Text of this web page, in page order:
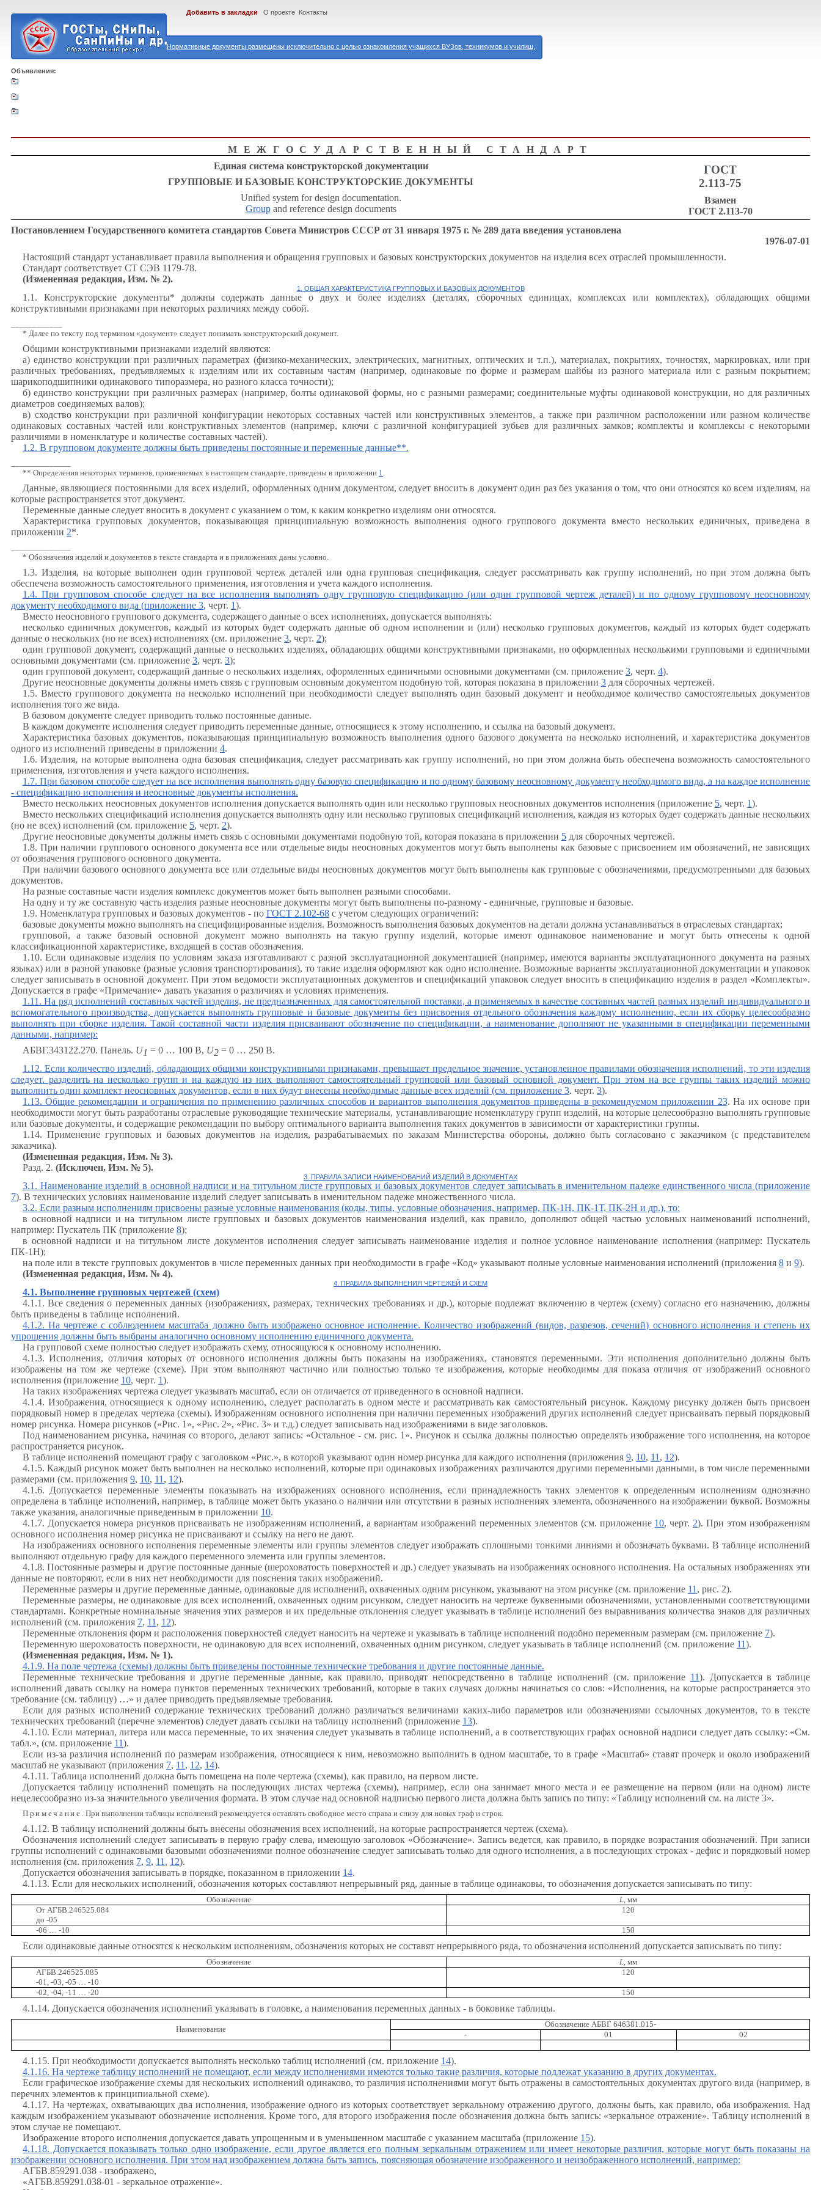
Нормативные документы размещены исключительно с целью ознакомления учащихся ВУЗов, техникумов и училищ.
Добавить в закладки О проекте Контакты
Объявления:
МЕЖГОСУДАРСТВЕННЫЙ СТАНДАРТ
Единая система конструкторской документации
ГРУППОВЫЕ И БАЗОВЫЕ КОНСТРУКТОРСКИЕ ДОКУМЕНТЫ
Unified system for design documentation.
Groupand reference design documents
ГОСТ
2.113-75
Взамен
ГОСТ 2.113-70
Постановлением Государственного комитета стандартов Совета Министров СССР от 31 января 1975 г. № 289 дата введения установлена
1976-07-01
Настоящий стандарт устанавливает правила выполнения и обращения групповых и базовых конструкторских документов на изделия всех отраслей промышленности.
Стандарт соответствует СТ СЭВ 1179-78.
(Измененная редакция, Изм. № 2).
1. ОБЩАЯ ХАРАКТЕРИСТИКА ГРУППОВЫХ И БАЗОВЫХ ДОКУМЕНТОВ
1.1. Конструкторские документы* должны содержать данные о двух и более изделиях (деталях, сборочных единицах, комплексах или комплектах), обладающих общими
конструктивными признаками при некоторых различиях между собой.
* Далее по тексту под термином «документ» следует понимать конструкторский документ.
Общими конструктивными признаками изделий являются:
а) единство конструкции при различных параметрах (физико-механических, электрических, магнитных, оптических и т.п.), материалах, покрытиях, точностях, маркировках, или при
различных требованиях, предъявляемых к изделиям или их составным частям (например, одинаковые по форме и размерам шайбы из разного материала или с разным покрытием;
шарикоподшипники одинакового типоразмера, но разного класса точности);
б) единство конструкции при различных размерах (например, болты одинаковой формы, но с разными размерами; соединительные муфты одинаковой конструкции, но для различных
диаметров соединяемых валов);
в) сходство конструкции при различной конфигурации некоторых составных частей или конструктивных элементов, а также при различном расположении или разном количестве
одинаковых составных частей или конструктивных элементов (например, ключи с различной конфигурацией зубьев для различных замков; комплекты и комплексы с некоторыми
различиями в номенклатуре и количестве составных частей).
1.2. В групповом документе должны быть приведены постоянные и переменные данные**.
** Определения некоторых терминов, применяемых в настоящем стандарте, приведены в приложении 1.
Данные, являющиеся постоянными для всех изделий, оформленных одним документом, следует вносить в документ один раз без указания о том, что они относятся ко всем изделиям, на
которые распространяется этот документ.
Переменные данные следует вносить в документ с указанием о том, к каким конкретно изделиям они относятся.
Характеристика групповых документов, показывающая принципиальную возможность выполнения одного группового документа вместо нескольких единичных, приведена в
приложении 2*.
* Обозначения изделий и документов в тексте стандарта и в приложениях даны условно.
1.3. Изделия, на которые выполнен один групповой чертеж деталей или одна групповая спецификация, следует рассматривать как группу исполнений, но при этом должна быть
обеспечена возможность самостоятельного применения, изготовления и учета каждого исполнения.
1.4. При групповом способе следует на все исполнения выполнять одну групповую спецификацию (или один групповой чертеж деталей) и по одному групповому неосновному
документу необходимого вида (приложение 3, черт. 1).
Вместо неосновного группового документа, содержащего данные о всех исполнениях, допускается выполнять:
несколько единичных документов, каждый из которых будет содержать данные об одном исполнении и (или) несколько групповых документов, каждый из которых будет содержать
данные о нескольких (но не всех) исполнениях (см. приложение 3, черт. 2);
один групповой документ, содержащий данные о нескольких изделиях, обладающих общими конструктивными признаками, но оформленных несколькими групповыми и единичными
основными документами (см. приложение 3, черт. 3);
один групповой документ, содержащий данные о нескольких изделиях, оформленных единичными основными документами (см. приложение 3, черт. 4).
Другие неосновные документы должны иметь связь с групповым основным документом подобную той, которая показана в приложении 3для сборочных чертежей.
1.5. Вместо группового документа на несколько исполнений при необходимости следует выполнять один базовый документ и необходимое количество самостоятельных документов
исполнения того же вида.
В базовом документе следует приводить только постоянные данные.
В каждом документе исполнения следует приводить переменные данные, относящиеся к этому исполнению, и ссылка на базовый документ.
Характеристика базовых документов, показывающая принципиальную возможность выполнения одного базового документа на несколько исполнений, и характеристика документов
одного из исполнений приведены в приложении 4.
1.6. Изделия, на которые выполнена одна базовая спецификация, следует рассматривать как группу исполнений, но при этом должна быть обеспечена возможность самостоятельного
применения, изготовления и учета каждого исполнения.
1.7. При базовом способе следует на все исполнения выполнять одну базовую спецификацию и по одному базовому неосновному документу необходимого вида, а на каждое исполнение
- спецификацию исполнения и неосновные документы исполнения.
Вместо нескольких неосновных документов исполнения допускается выполнять один или несколько групповых неосновных документов исполнения (приложение 5, черт. 1).
Вместо нескольких спецификаций исполнения допускается выполнять одну или несколько групповых спецификаций исполнения, каждая из которых будет содержать данные нескольких
(но не всех) исполнений (см. приложение 5, черт. 2).
Другие неосновные документы должны иметь связь с основными документами подобную той, которая показана в приложении 5для сборочных чертежей.
1.8. При наличии группового основного документа все или отдельные виды неосновных документов могут быть выполнены как базовые с присвоением им обозначений, не зависящих
от обозначения группового основного документа.
При наличии базового основного документа все или отдельные виды неосновных документов могут быть выполнены как групповые с обозначениями, предусмотренными для базовых
документов.
На разные составные части изделия комплекс документов может быть выполнен разными способами.
На одну и ту же составную часть изделия разные неосновные документы могут быть выполнены по-разному - единичные, групповые и базовые.
1.9. Номенклатура групповых и базовых документов - по ГОСТ 2.102-68с учетом следующих ограничений:
базовые документы можно выполнять на специфицированные изделия. Возможность выполнения базовых документов на детали должна устанавливаться в отраслевых стандартах;
групповой, а также базовый основной документ можно выполнять на такую группу изделий, которые имеют одинаковое наименование и могут быть отнесены к одной
классификационной характеристике, входящей в состав обозначения.
1.10. Если одинаковые изделия по условиям заказа изготавливают с разной эксплуатационной документацией (например, имеются варианты эксплуатационного документа на разных
языках) или в разной упаковке (разные условия транспортирования), то такие изделия оформляют как одно исполнение. Возможные варианты эксплуатационной документации и упаковок
следует записывать в основной документ. При этом ведомости эксплуатационных документов и спецификаций упаковок следует вносить в спецификацию изделия в раздел «Комплекты».
Допускается в графе «Примечание» давать указания о различиях и условиях применения.
1.11. На ряд исполнений составных частей изделия, не предназначенных для самостоятельной поставки, а применяемых в качестве составных частей разных изделий индивидуального и
вспомогательного производства, допускается выполнять групповые и базовые документы без присвоения отдельного обозначения каждому исполнению, если их сборку целесообразно
выполнять при сборке изделия. Такой составной части изделия присваивают обозначение по спецификации, а наименование дополняют не указанными в спецификации переменными
данными, например:
АБВГ.343122.270. Панель. U1 = 0 … 100 В, U2= 0 … 250 В.
1.12. Если количество изделий, обладающих общими конструктивными признаками, превышает предельное значение, установленное правилами обозначения исполнений, то эти изделия
следует. разделить на несколько групп и на каждую из них выполняют самостоятельный групповой или базовый основной документ. При этом на все группы таких изделий можно
выполнить один комплект неосновных документов, если в них будут внесены необходимые данные всех изделий (см. приложение 3. черт. 3).
1.13. Общие рекомендации и ограничения по применению различных способов и вариантов выполнения документов приведены в рекомендуемом приложении 23. На их основе при
необходимости могут быть разработаны отраслевые руководящие технические материалы, устанавливающие номенклатуру групп изделий, на которые целесообразно выполнять групповые
или базовые документы, и содержащие рекомендации по выбору оптимального варианта выполнения таких документов в зависимости от характеристики группы.
1.14. Применение групповых и базовых документов на изделия, разрабатываемых по заказам Министерства обороны, должно быть согласовано с заказчиком (с представителем
заказчика).
(Измененная редакция, Изм. № 3).
Разд. 2. (Исключен, Изм. № 5).
3. ПРАВИЛА ЗАПИСИ НАИМЕНОВАНИЙ ИЗДЕЛИЙ В ДОКУМЕНТАХ
3.1. Наименование изделий в основной надписи и на титульном листе групповых и базовых документов следует записывать в именительном падеже единственного числа (приложение
7). В технических условиях наименование изделий следует записывать в именительном падеже множественного числа.
3.2. Если разным исполнениям присвоены разные условные наименования (коды, типы, условные обозначения, например, ПК-1Н, ПК-1Т, ПК-2Н и др.), то:
в основной надписи и на титульном листе групповых и базовых документов наименования изделий, как правило, дополняют общей частью условных наименований исполнений,
например: Пускатель ПК (приложение 8);
в основной надписи и на титульном листе документов исполнения следует записывать наименование изделия и полное условное наименование исполнения (например: Пускатель
ПК-1Н);
на поле или в тексте групповых документов в числе переменных данных при необходимости в графе «Код» указывают полные условные наименования исполнений (приложения 8и 9).
(Измененная редакция, Изм. № 4).
4. ПРАВИЛА ВЫПОЛНЕНИЯ ЧЕРТЕЖЕЙ И СХЕМ
4.1. Выполнение групповых чертежей (схем)
4.1.1. Все сведения о переменных данных (изображениях, размерах, технических требованиях и др.), которые подлежат включению в чертеж (схему) согласно его назначению, должны
быть приведены в таблице исполнений.
4.1.2. На чертеже с соблюдением масштаба должно быть изображено основное исполнение. Количество изображений (видов, разрезов, сечений) основного исполнения и степень их
упрощения должны быть выбраны аналогично основному исполнению единичного документа.
На групповой схеме полностью следует изображать схему, относящуюся к основному исполнению.
4.1.3. Исполнения, отличия которых от основного исполнения должны быть показаны на изображениях, становятся переменными. Эти исполнения дополнительно должны быть
изображены на том же чертеже (схеме). При этом выполняют частично или полностью только те изображения, которые необходимы для показа отличия от изображений основного
исполнения (приложение 10, черт. 1).
На таких изображениях чертежа следует указывать масштаб, если он отличается от приведенного в основной надписи.
4.1.4. Изображения, относящиеся к одному исполнению, следует располагать в одном месте и рассматривать как самостоятельный рисунок. Каждому рисунку должен быть присвоен
порядковый номер в пределах чертежа (схемы). Изображениям основного исполнения при наличии переменных изображений других исполнений следует присваивать первый порядковый
номер рисунка. Номера рисунков («Рис. 1», «Рис. 2», «Рис. 3» и т.д.) следует записывать над изображениями в виде заголовков.
Под наименованием рисунка, начиная со второго, делают запись: «Остальное - см. рис. 1». Рисунок и ссылка должны полностью определять изображение того исполнения, на которое
распространяется рисунок.
В таблице исполнений помещают графу с заголовком «Рис.», в которой указывают один номер рисунка для каждого исполнения (приложения 9, 10, 11 , 12).
4.1.5. Каждый рисунок может быть выполнен на несколько исполнений, которые при одинаковых изображениях различаются другими переменными данными, в том числе переменными
размерами (см. приложения 9, 10, 11 , 12).
4.1.6. Допускается переменные элементы показывать на изображениях основного исполнения, если принадлежность таких элементов к определенным исполнениям однозначно
определена в таблице исполнений, например, в таблице может быть указано о наличии или отсутствии в разных исполнениях элемента, обозначенного на изображении буквой. Возможны
также указания, аналогичные приведенным в приложении 10.
4.1.7. Допускается номера рисунков присваивать не изображениям исполнений, а вариантам изображений переменных элементов (см. приложение 10, черт. 2). При этом изображениям
основного исполнения номер рисунка не присваивают и ссылку на него не дают.
На изображениях основного исполнения переменные элементы или группы элементов следует изображать сплошными тонкими линиями и обозначать буквами. В таблице исполнений
выполняют отдельную графу для каждого переменного элемента или группы элементов.
4.1.8. Постоянные размеры и другие постоянные данные (шероховатость поверхностей и др.) следует указывать на изображениях основного исполнения. На остальных изображениях эти
данные не повторяют, если в них нет необходимости для пояснения таких изображений.
Переменные размеры и другие переменные данные, одинаковые для исполнений, охваченных одним рисунком, указывают на этом рисунке (см. приложение 11 , рис. 2).
Переменные размеры, не одинаковые для всех исполнений, охваченных одним рисунком, следует наносить на чертеже буквенными обозначениями, установленными соответствующими
стандартами. Конкретные номинальные значения этих размеров и их предельные отклонения следует указывать в таблице исполнений без выравнивания количества знаков для различных
исполнений (см. приложения 7, 11 , 12).
Переменные отклонения форм и расположения поверхностей следует наносить на чертеже и указывать в таблице исполнений подобно переменным размерам (см. приложение 7).
Переменную шероховатость поверхности, не одинаковую для всех исполнений, охваченных одним рисунком, следует указывать в таблице исполнений (см. приложение 11).
(Измененная редакция, Изм. № 1).
4.1.9. На поле чертежа (схемы) должны быть приведены постоянные технические требования и другие постоянные данные.
Переменные технические требования и другие переменные данные, как правило, приводят непосредственно в таблице исполнений (см. приложение 11). Допускается в таблице
исполнений давать ссылку на номера пунктов переменных технических требований, которые в таких случаях должны начинаться со слов: «Исполнения, на которые распространяется это
требование (см. таблицу) …» и далее приводить предъявляемые требования.
Если для разных исполнений содержание технических требований должно различаться величинами каких-либо параметров или обозначениями ссылочных документов, то в тексте
технических требований (перечне элементов) следует давать ссылки на таблицу исполнений (приложение 13).
4.1.10. Если материал, литера или масса переменные, то их значения следует указывать в таблице исполнений, а в соответствующих графах основной надписи следует дать ссылку: «См.
табл.», (см. приложение 11).
Если из-за различия исполнений по размерам изображения, относящиеся к ним, невозможно выполнить в одном масштабе, то в графе «Масштаб» ставят прочерк и около изображений
масштаб не указывают (приложения 7, 11 , 12, 14).
4.1.11. Таблица исполнений должна быть помещена на поле чертежа (схемы), как правило, на первом листе.
Допускается таблицу исполнений помещать на последующих листах чертежа (схемы), например, если она занимает много места и ее размещение на первом (или на одном) листе
нецелесообразно из-за значительного увеличения формата. В этом случае над основной надписью первого листа должна быть запись по типу: «Таблицу исполнений см. на листе 3».
Примечание . При выполнении таблицы исполнений рекомендуется оставлять свободное место справа и снизу для новых граф и строк.
4.1.12. В таблицу исполнений должны быть внесены обозначения всех исполнений, на которые распространяется чертеж (схема).
Обозначения исполнений следует записывать в первую графу слева, имеющую заголовок «Обозначение». Запись ведется, как правило, в порядке возрастания обозначений. При записи
группы исполнений с одинаковыми базовыми обозначениями полное обозначение следует записывать только для одного исполнения, а в последующих строках - дефис и порядковый номер
исполнения (см. приложения 7, 9, 11 , 12).
Допускается обозначения записывать в порядке, показанном в приложении 14.
4.1.13. Если для нескольких исполнений, обозначения которых составляют непрерывный ряд, данные в таблице одинаковы, то обозначения допускается записывать по типу:
Обозначение L, мм
От АГБВ.246525.084
до -05
120
-06 … -10 150
Если одинаковые данные относятся к нескольким исполнениям, обозначения которых не составят непрерывного ряда, то обозначения исполнений допускается записывать по типу:
Обозначение L, мм
АГБВ.246525.085
-01, -03, -05 … -10
120
-02, -04, -11 … -20 150
4.1.14. Допускается обозначения исполнений указывать в головке, а наименования переменных данных - в боковике таблицы.
Наименование
Обозначение АБВГ 646381.015-
-
01 02
4.1.15. При необходимости допускается выполнять несколько таблиц исполнений (см. приложение 14).
4.1.16. На чертеже таблицу исполнений не помещают, если между исполнениями имеются только такие различия, которые подлежат указанию в других документах.
Если графическое изображение схемы для нескольких исполнений одинаково, то различия исполнениями могут быть отражены в самостоятельных документах другого вида (например, в
перечнях элементов к принципиальной схеме).
4.1.17. На чертежах, охватывающих два исполнения, изображение одного из которых соответствует зеркальному отражению другого, должны быть, как правило, оба изображения. Над
каждым изображением указывают обозначение исполнения. Кроме того, для второго изображения после обозначения должна быть запись: «зеркальное отражение». Таблицу исполнений в
этом случае не помещают.
Изображение второго исполнения допускается давать упрощенным и в уменьшенном масштабе с указанием масштаба (приложение 15).
4.1.18. Допускается показывать только одно изображение, если другое является его полным зеркальным отражением или имеет некоторые различия, которые могут быть показаны на
изображении основного исполнения. При этом над изображением должна быть запись, поясняющая обозначение изображенного и неизображенного исполнений, например:
АГБВ.859291.038 - изображено,
«АГБВ.859291.038-01 - зеркальное отражение».